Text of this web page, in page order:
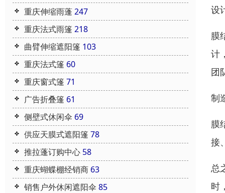
重庆伸缩雨蓬247
重庆法式雨篷 218
曲臂伸缩遮阳篷 103
重庆法式篷 60
重庆窗式篷 71
广告折叠篷 61
侧壁式休闲伞 69
供应天膜式遮阳篷 78
推拉蓬订购中心 58
重庆蝴蝶棚经销商 63
销售户外休闲遮阳伞 85
设
膜
计
团
制
膜
接
总
时